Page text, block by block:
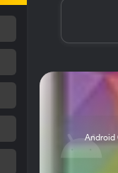
Android